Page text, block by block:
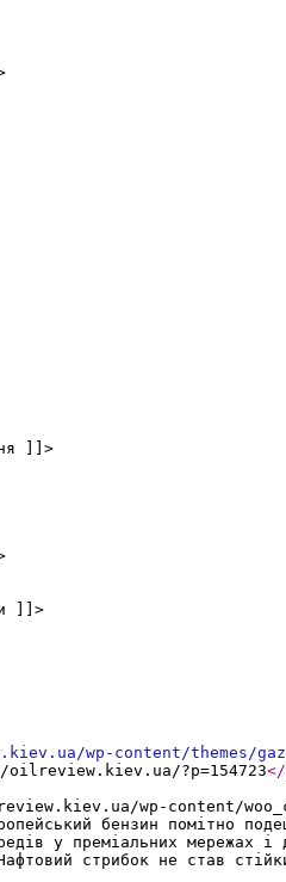
]]>
]]>
wp-content/themes/
?p=154723
wp-content/
бензин помітно
у преміальних мережах
стрибок не став